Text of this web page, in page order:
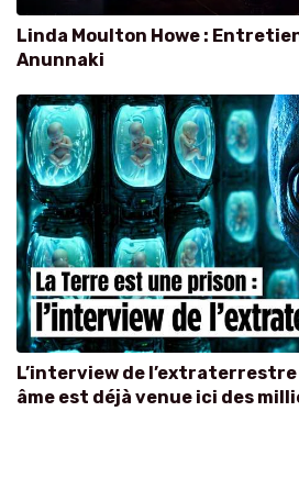
Linda Moulton Howe :
Anunnaki
L’interview de l’extraterrestre
âme est déjà venue ici des